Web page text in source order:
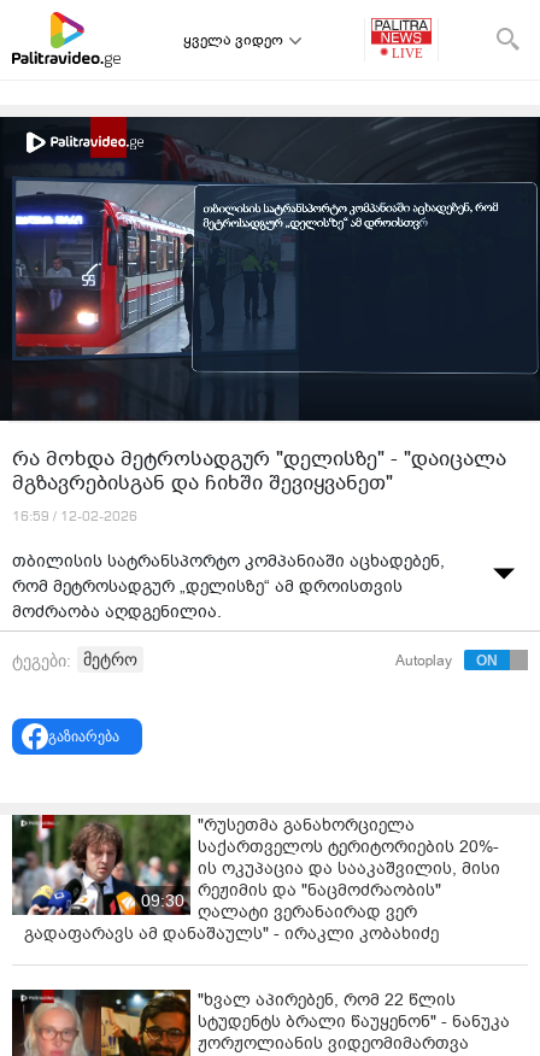
ყველა ვიდეო
რა მოხდა მეტროსადგურ "დელისზე" - "დაიცალა
მგზავრებისგან და ჩიხში შევიყვანეთ"
16:59 / 12-02-2026
თბილისის სატრანსპორტო კომპანიაში აცხადებენ,
რომ მეტროსადგურ „დელისზე“ ამ დროისთვის
მოძრაობა აღდგენილია.
როგორც „ინტერპრესნიუსს“ კომპანიაში განუცხადეს,
„მატარებელს ტექნიკური ხარვეზი ჰქონდა, დაიცალა
ხაზიც მუშაობს ჩვეულ რეჟიმში“,- განაცხადეს
სატრანსპორტო კომპანიაში.
ტეგები: მეტრო Autoplay
გაზიარება
09:30
"რუსეთმა განახორციელა
საქართველოს ტერიტორიების 20%-
ის ოკუპაცია და სააკაშვილის, მისი
რეჟიმის და "ნაცმოძრაობის"
ღალატი ვერანაირად ვერ
გადაფარავს ამ დანაშაულს" - ირაკლი კობახიძე
"ხვალ აპირებენ, რომ 22 წლის
სტუდენტს ბრალი წაუყენონ" - ნანუკა
ჟორჟოლიანის ვიდეომიმართვა